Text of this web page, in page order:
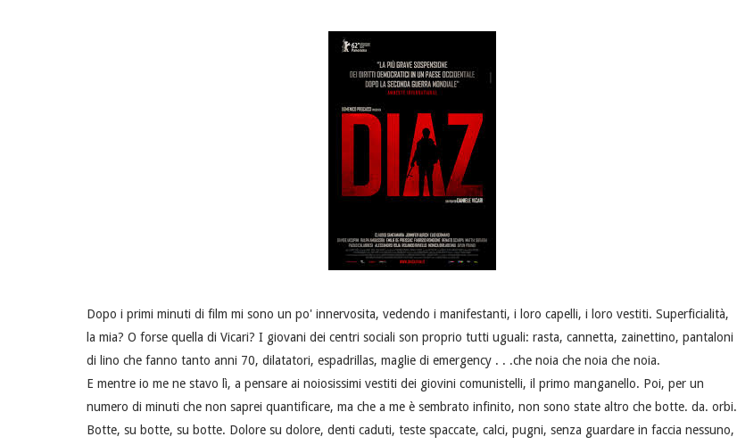
Dopo i primi minuti di film mi sono un po' innervosita, vedendo i manifestanti, i loro capelli, i loro vestiti. Superficialità,
la mia? O forse quella di Vicari? I giovani dei centri sociali son proprio tutti uguali: rasta, cannetta, zainettino, pantaloni
di lino che fanno tanto anni 70, dilatatori, espadrillas, maglie di emergency . . .che noia che noia che noia.
E mentre io me ne stavo lì, a pensare ai noiosissimi vestiti dei giovini comunistelli, il primo manganello. Poi, per un
numero di minuti che non saprei quantificare, ma che a me è sembrato infinito, non sono state altro che botte. da. orbi.
Botte, su botte, su botte. Dolore su dolore, denti caduti, teste spaccate, calci, pugni, senza guardare in faccia nessuno,